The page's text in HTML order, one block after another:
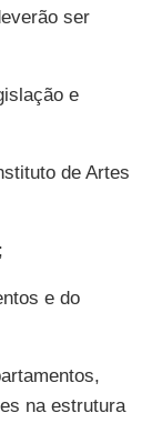
ser
e
de Artes
e do
na estrutura